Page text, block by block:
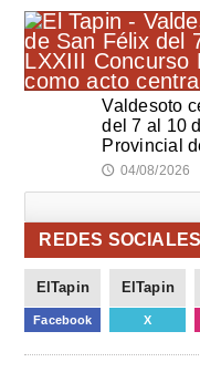
Valdesoto
del 7 al 10
Provincial
🕔 04/08/2026
REDES SOCIALES
ElTapin
Facebook
ElTapin
X